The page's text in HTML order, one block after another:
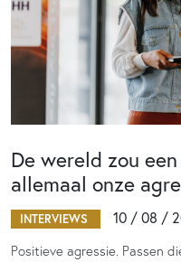
De wereld zou
allemaal onze
INTERVIEWS 10 / 08 /
Positieve agressie. Passen